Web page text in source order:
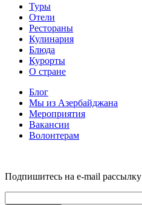
Туры
Отели
Рестораны
Кулинария
Блюда
Курорты
О стране
Блог
Мы из Азербайджана
Мероприятия
Вакансии
Волонтерам
Подпишитесь на e-mail рассылку